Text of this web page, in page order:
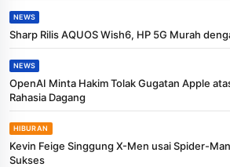
NEWS
Sharp Rilis AQUOS Wish6, HP 5G Murah
NEWS
OpenAI Minta Hakim Tolak Gugatan Apple
Rahasia Dagang
HIBURAN
Kevin Feige Singgung X-Men usai Spider-
Sukses